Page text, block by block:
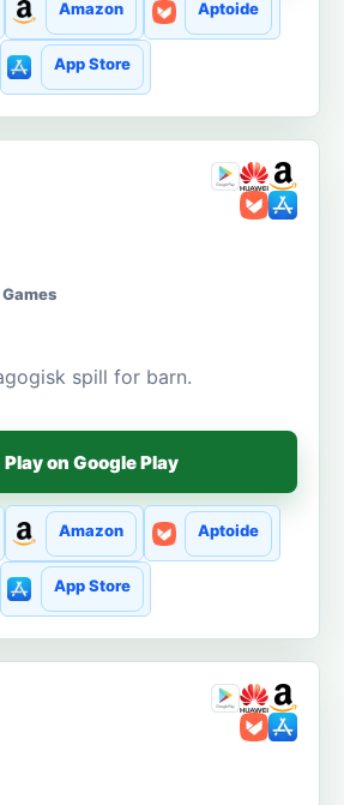
Amazon Aptoide
App Store
spill for barn.
Play on Google Play
Amazon Aptoide
App Store